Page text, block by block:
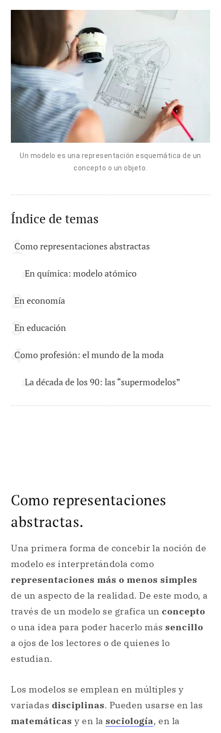
Un modelo es una representación esquemática de un
concepto o un objeto.
Índice de temas
Como representaciones abstractas
En química: modelo atómico
En economía
En educación
Como profesión: el mundo de la moda
La década de los 90: las “supermodelos”
modelo es interpretándola como
representaciones más o menos simples
través de un modelo se grafica un concepto
o una idea para poder hacerlo más
a ojos de los lectores o de quienes lo
estudian.
Los modelos se emplean en múltiples y
variadasdisciplinas. Pueden usarse en las
matemáticas
psicología, entre otras.
Estos modelos, de acuerdo del área donde